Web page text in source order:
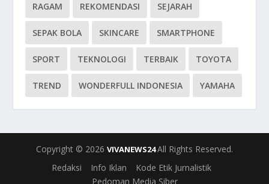
RAGAM REKOMENDASI SEJARAH
SEPAK BOLA SKINCARE SMARTPHONE
SPORT TEKNOLOGI TERBAIK TOYOTA
TREND WONDERFULL INDONESIA YAMAHA
Copyright © 2026 VIVANEWS24All Rights Reserved.
Redaksi
Info Iklan
Kode Etik Jurnalistik
Pedoman Media Siber